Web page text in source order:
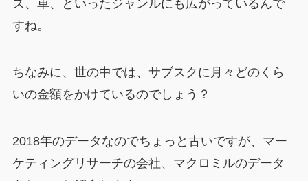
ズ、車、といったジャンルにも広がっているんで
すね。
ちなみに、世の中では、サブスクに月々どのくら
いの金額をかけているのでしょう？
2018年のデータなのでちょっと古いですが、マー
ケティングリサーチの会社、マクロミルのデータ